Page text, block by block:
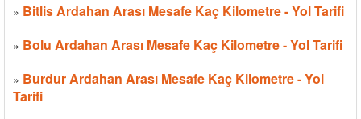
» Bitlis Ardahan Arası Mesafe Kaç Kilometre - Yol Tarifi
» Bolu Ardahan Arası Mesafe Kaç Kilometre - Yol Tarifi
» Burdur Ardahan Arası Mesafe Kaç Kilometre - Yol
Tarifi